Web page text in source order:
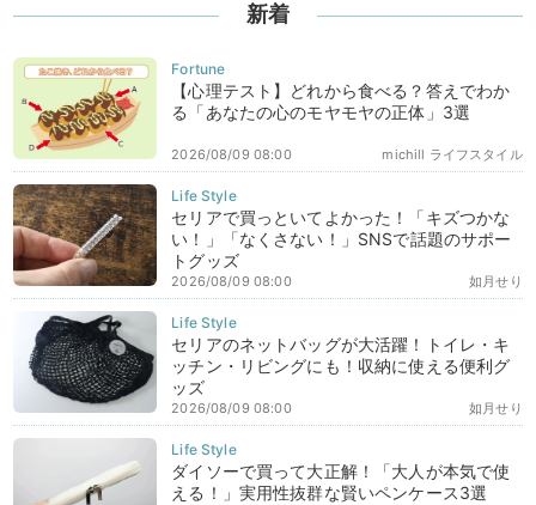
新着
【心理テスト】どれから食べる？答えでわか
る「あなたの心のモヤモヤの正体」3選
michill ライフスタイル
2026/08/09 08:00
セリアで買っといてよかった！「キズつかな
い！」「なくさない！」SNSで話題のサポー
トグッズ
如月せり
2026/08/09 08:00
セリアのネットバッグが大活躍！トイレ・キ
ッチン・リビングにも！収納に使える便利グ
ッズ
如月せり
2026/08/09 08:00
ダイソーで買って大正解！「大人が本気で使
える！」実用性抜群な賢いペンケース3選